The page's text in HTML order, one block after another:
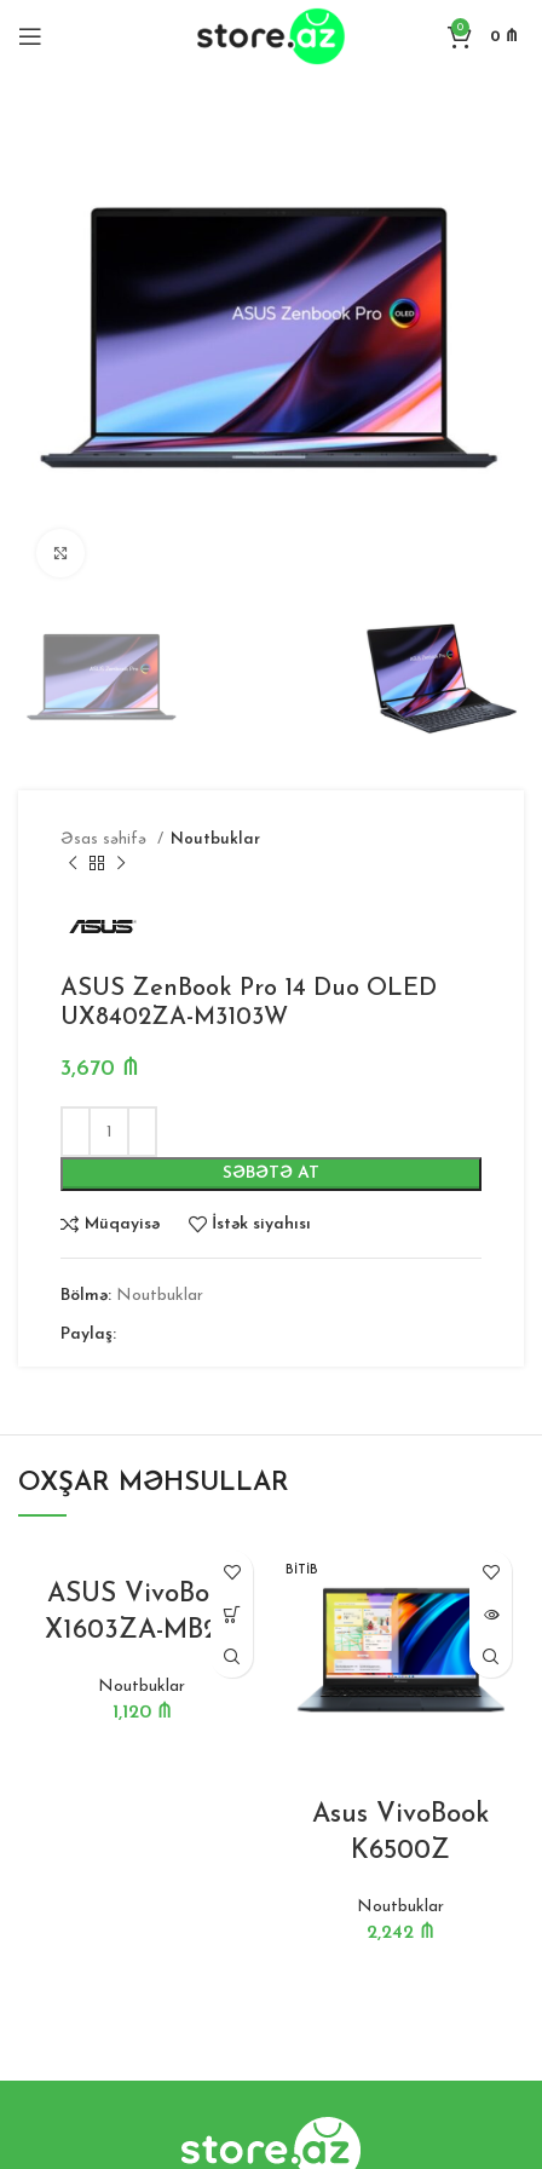
0
0 ₼
Əsas səhifə Noutbuklar
ASUS ZenBook Pro 14 Duo OLED
UX8402ZA-M3103W
3,670 ₼
SƏBƏTƏ AT
Müqayisə İstək siyahısı
Bölmə: Noutbuklar
Paylaş:
OXŞAR MƏHSULLAR
ASUS VivoBook
X1603ZA-MB211
Noutbuklar
1,120 ₼
BITIB
Asus VivoBook
K6500Z
Noutbuklar
2,242 ₼